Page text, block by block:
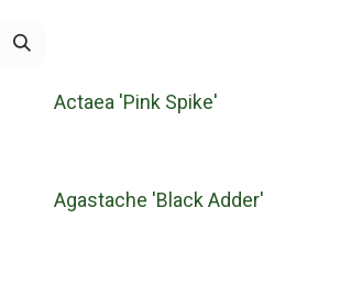
Actaea 'Pink Spike'
Agastache 'Black Adder'